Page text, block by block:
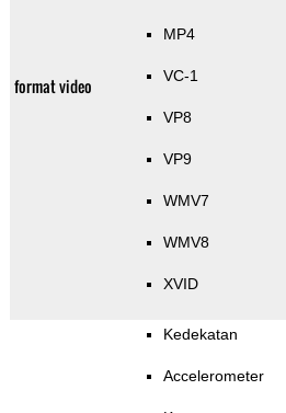
format video
MP4
VC-1
VP8
VP9
WMV7
WMV8
XVID
Kedekatan
Accelerometer